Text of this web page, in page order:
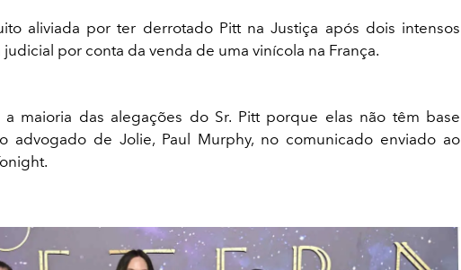
aliviada por ter derrotado Pitt na Justiça após dois intensos
por conta da venda de uma vinícola na França.
a maioria das alegações do Sr. Pitt porque elas não têm base
advogado de Jolie, Paul Murphy, no comunicado enviado ao